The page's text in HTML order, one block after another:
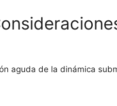
aguda de la dinámica